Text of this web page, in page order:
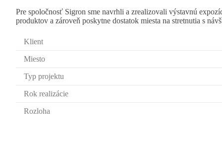
Pre spoločnosť Sigron sme navrhli a zrealizovali výstavnú
produktov a zároveň poskytne dostatok miesta na stretnutia s
Klient
Miesto
Typ projektu
Rok realizácie
Rozloha